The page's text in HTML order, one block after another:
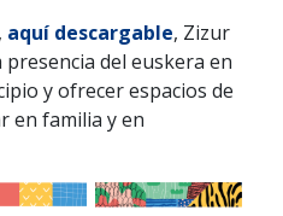
aquí descargable, Zizur
del euskera en
y ofrecer espacios de
en familia y en